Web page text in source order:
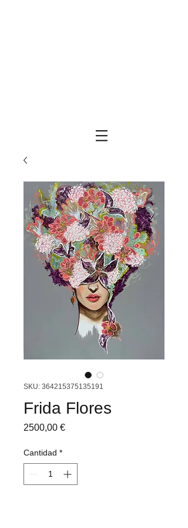
SKU: 364215375135191
Frida Flores
2500,00 €Precio
Cantidad *